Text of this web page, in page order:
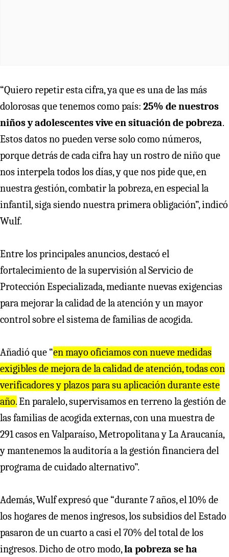
“Quiero repetir esta cifra, ya que es una de las más
dolorosas que tenemos como país: 25% de nuestros
niños y adolescentes vive en situación de pobreza.
Estos datos no pueden verse solo como números,
porque detrás de cada cifra hay un rostro de niño que
nos interpela todos los días, y que nos pide que, en
nuestra gestión, combatir la pobreza, en especial la
infantil, siga siendo nuestra primera obligación”, indicó
Wulf.
Entre los principales anuncios, destacó el
fortalecimiento de la supervisión al Servicio de
Protección Especializada, mediante nuevas exigencias
para mejorar la calidad de la atención y un mayor
control sobre el sistema de familias de acogida.
Añadió que “en mayo oficiamos con nueve medidas
exigibles de mejora de la calidad de atención, todas con
verificadores y plazos para su aplicación durante este
año.En paralelo, supervisamos en terreno la gestión de
las familias de acogida externas, con una muestra de
291 casos en Valparaíso, Metropolitana y La Araucanía,
y mantenemos la auditoría a la gestión financiera del
programa de cuidado alternativo”.
Además, Wulf expresó que “durante 7 años, el 10% de
los hogares de menos ingresos, los subsidios del Estado
pasaron de un cuarto a casi el 70% del total de los
ingresos. Dicho de otro modo,la pobreza se ha